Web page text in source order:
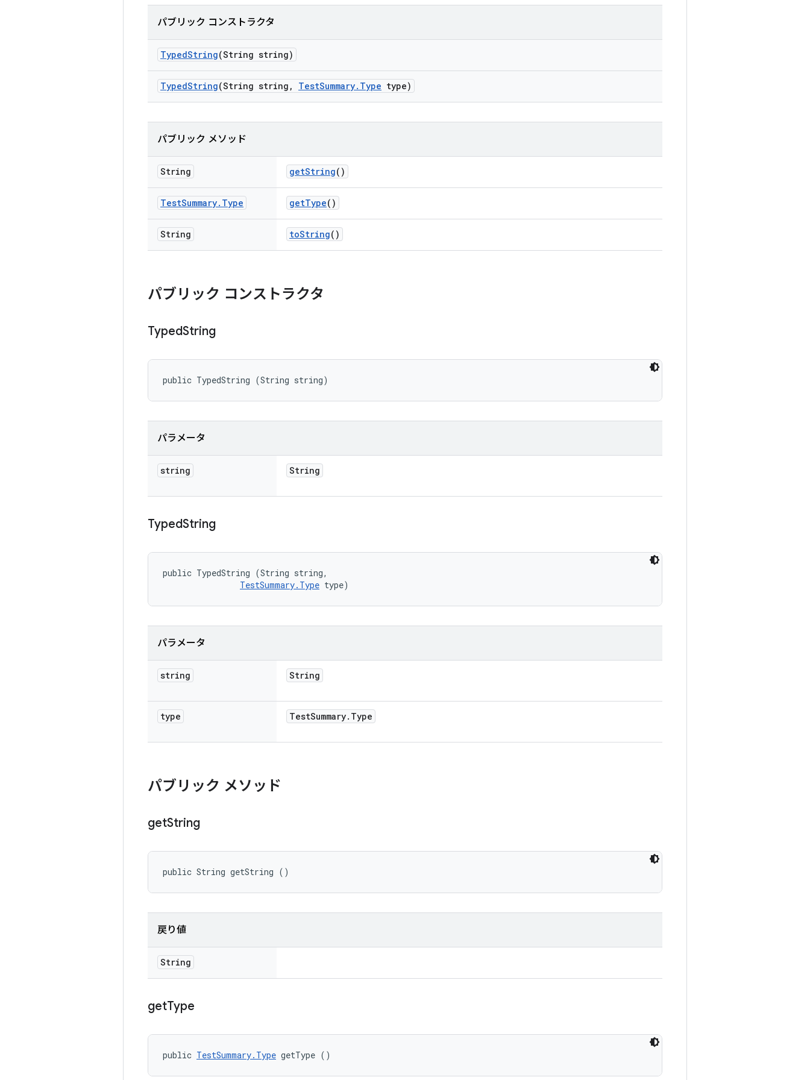
パブリック コンストラクタ
TypedString(String string)
TypedString(String string , TestSummary. Type type)
パブリック メソッド
String getString()
TestSummary. Type getType()
String toString()
パブリック コンストラクタ
TypedString
public TypedString (String string)
パラメータ
string String
TypedString
public TypedString (String string,
TestSummary.Type type)
パラメータ
string String
type TestSummary. Type
パブリック メソッド
getString
public String getString ()
戻り値
String
getType
public TestSummary.Type getType ()